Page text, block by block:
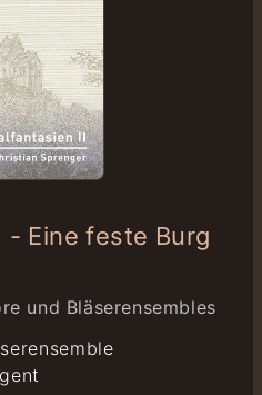
- Eine feste Burg
und Bläserensembles